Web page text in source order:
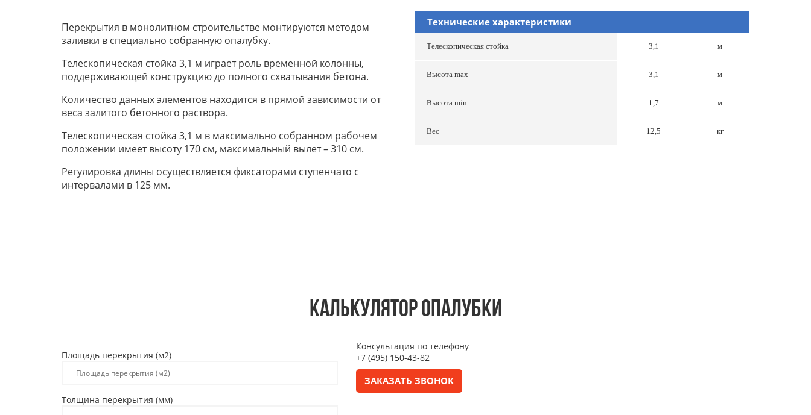
Перекрытия в монолитном строительстве монтируются методом
заливки в специально собранную опалубку.
Телескопическая стойка 3,1 м играет роль временной колонны,
поддерживающей конструкцию до полного схватывания бетона.
Количество данных элементов находится в прямой зависимости от
веса залитого бетонного раствора.
Телескопическая стойка 3,1 м в максимально собранном рабочем
положении имеет высоту 170 см, максимальный вылет – 310 см.
Регулировка длины осуществляется фиксаторами ступенчато с
интервалами в 125 мм.
Технические характеристики
Телескопическая стойка 3,1 м
Высота max 3,1 м
Высота min 1,7 м
Вес 12,5 кг
КАЛЬКУЛЯТОР ОПАЛУБКИ
Площадь перекрытия (м2)
Толщина перекрытия (мм)
Консультация по телефону
+7 (495) 150-43-82
ЗАКАЗАТЬ ЗВОНОК